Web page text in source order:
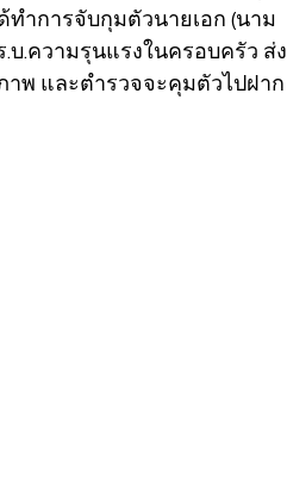
ำการจับกุมตัวนายเอก (นาม
บ.ความรุนแรงในครอบครัว ส่ง
พ และตำรวจจะคุมตัวไปฝาก